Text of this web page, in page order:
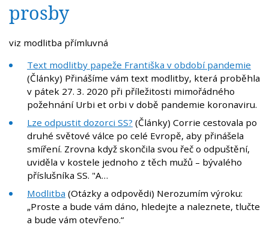
prosby
viz modlitba přímluvná
Text modlitby papeže Františka v období pandemie
(Články) Přinášíme vám text modlitby, která proběhla
v pátek 27. 3. 2020 při příležitosti mimořádného
požehnání Urbi et orbi v době pandemie koronaviru.
Lze odpustit dozorci SS? (Články) Corrie cestovala po
druhé světové válce po celé Evropě, aby přinášela
smíření. Zrovna když skončila svou řeč o odpuštění,
uviděla v kostele jednoho z těch mužů – bývalého
příslušníka SS. "A…
Modlitba (Otázky a odpovědi) Nerozumím výroku:
„Proste a bude vám dáno, hledejte a naleznete, tlučte
a bude vám otevřeno.“